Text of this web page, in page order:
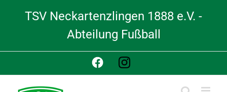
TSV Neckartenzlingen 1888 e.V. -
Abteilung Fußball
FacebookInstagram